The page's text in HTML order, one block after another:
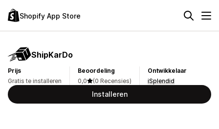
Shopify App Store
ShipKarDo
Prijs
Gratis te installeren
Beoordeling
0,0
(0 Recensies)
Ontwikkelaar
iSplendid
Installeren